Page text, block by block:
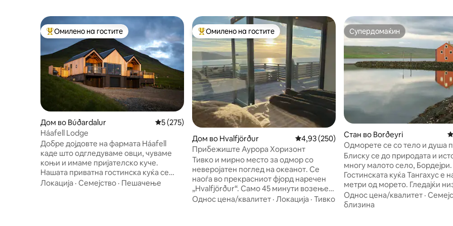
Меѓу најуспешните „Омилени на гостите“
Омилено на гостите
Дом во Búðardalur Просечна оцена: 5 од 5, 275 рецензии
5 (275)
Háafell Lodge
Добре дојдовте на фармата Háafell
каде што одгледуваме овци, чуваме
коњи и имаме пријателско куче.
Нашата приватна гостинска куќа се
наоѓа на 200 метри над фармата,
Локација · Семејство · Пешачење
Меѓу најуспешните „Омилени на гостите“
Омилено на гостите
Дом во Hvalfjörður Просечна оцена: 4,93 од 5, 250 рецензии
4,93 (250)
Прибежиште Аурора Хоризонт
Тивко и мирно место за одмор со
неверојатен поглед на океанот. Се
наоѓа во прекрасниот фјорд наречен
„Hvalfjörður“. Само 45 минути возење
од главниот град. Внатрешноста беше
Однос цена/квалитет · Локација · Тивко
Супердомаќин
Супердомаќин
Стан во Borðeyri
Одморете се со тело и душа
море
Блиску се до природата и
многу малото село, Бордејри.
Гостинската куќа Тангахус е
метри од морето. Гледајќи
прозорците, можеби ќе се
како да сте на брод. Погледот
Однос цена/квалитет ·
близина